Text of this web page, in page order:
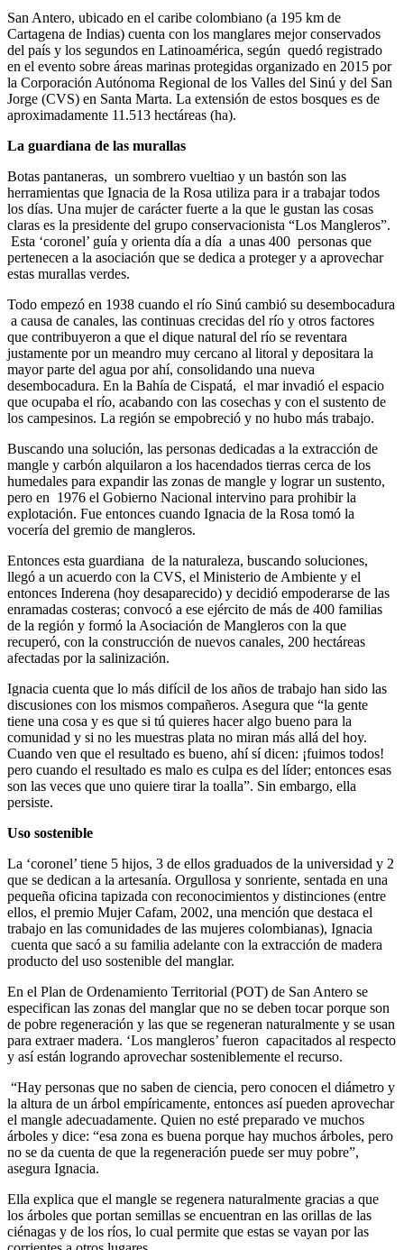
San Antero, ubicado en el caribe colombiano (a 195 km de
Cartagena de Indias) cuenta con los manglares mejor conservados
del país y los segundos en Latinoamérica, según quedó registrado
en el evento sobre áreas marinas protegidas organizado en 2015 por
la Corporación Autónoma Regional de los Valles del Sinú y del San
Jorge (CVS) en Santa Marta. La extensión de estos bosques es de
aproximadamente 11.513 hectáreas (ha).
La guardiana de las murallas
Botas pantaneras, un sombrero vueltiao y un bastón son las
herramientas que Ignacia de la Rosa utiliza para ir a trabajar todos
los días. Una mujer de carácter fuerte a la que le gustan las cosas
claras es la presidente del grupo conservacionista “Los Mangleros”.
Esta ‘coronel’ guía y orienta día a día a unas 400 personas que
pertenecen a la asociación que se dedica a proteger y a aprovechar
estas murallas verdes.
Todo empezó en 1938 cuando el río Sinú cambió su desembocadura
a causa de canales, las continuas crecidas del río y otros factores
que contribuyeron a que el dique natural del río se reventara
justamente por un meandro muy cercano al litoral y depositara la
mayor parte del agua por ahí, consolidando una nueva
desembocadura. En la Bahía de Cispatá, el mar invadió el espacio
que ocupaba el río, acabando con las cosechas y con el sustento de
los campesinos. La región se empobreció y no hubo más trabajo.
Buscando una solución, las personas dedicadas a la extracción de
mangle y carbón alquilaron a los hacendados tierras cerca de los
humedales para expandir las zonas de mangle y lograr un sustento,
pero en 1976 el Gobierno Nacional intervino para prohibir la
explotación. Fue entonces cuando Ignacia de la Rosa tomó la
vocería del gremio de mangleros.
Entonces esta guardiana de la naturaleza, buscando soluciones,
llegó a un acuerdo con la CVS, el Ministerio de Ambiente y el
entonces Inderena (hoy desaparecido) y decidió empoderarse de las
enramadas costeras; convocó a ese ejército de más de 400 familias
de la región y formó la Asociación de Mangleros con la que
recuperó, con la construcción de nuevos canales, 200 hectáreas
afectadas por la salinización.
Ignacia cuenta que lo más difícil de los años de trabajo han sido las
discusiones con los mismos compañeros. Asegura que “la gente
tiene una cosa y es que si tú quieres hacer algo bueno para la
comunidad y si no les muestras plata no miran más allá del hoy.
Cuando ven que el resultado es bueno, ahí sí dicen: ¡fuimos todos!
pero cuando el resultado es malo es culpa es del líder; entonces esas
son las veces que uno quiere tirar la toalla”. Sin embargo, ella
persiste.
Uso sostenible
La ‘coronel’ tiene 5 hijos, 3 de ellos graduados de la universidad y 2
que se dedican a la artesanía. Orgullosa y sonriente, sentada en una
pequeña oficina tapizada con reconocimientos y distinciones (entre
ellos, el premio Mujer Cafam, 2002, una mención que destaca el
trabajo en las comunidades de las mujeres colombianas), Ignacia
cuenta que sacó a su familia adelante con la extracción de madera
producto del uso sostenible del manglar.
En el Plan de Ordenamiento Territorial (POT) de San Antero se
especifican las zonas del manglar que no se deben tocar porque son
de pobre regeneración y las que se regeneran naturalmente y se usan
para extraer madera. ‘Los mangleros’ fueron capacitados al respecto
y así están logrando aprovechar sosteniblemente el recurso.
“Hay personas que no saben de ciencia, pero conocen el diámetro y
la altura de un árbol empíricamente, entonces así pueden aprovechar
el mangle adecuadamente. Quien no esté preparado ve muchos
árboles y dice: “esa zona es buena porque hay muchos árboles, pero
no se da cuenta de que la regeneración puede ser muy pobre”,
asegura Ignacia.
Ella explica que el mangle se regenera naturalmente gracias a que
los árboles que portan semillas se encuentran en las orillas de las
ciénagas y de los ríos, lo cual permite que estas se vayan por las